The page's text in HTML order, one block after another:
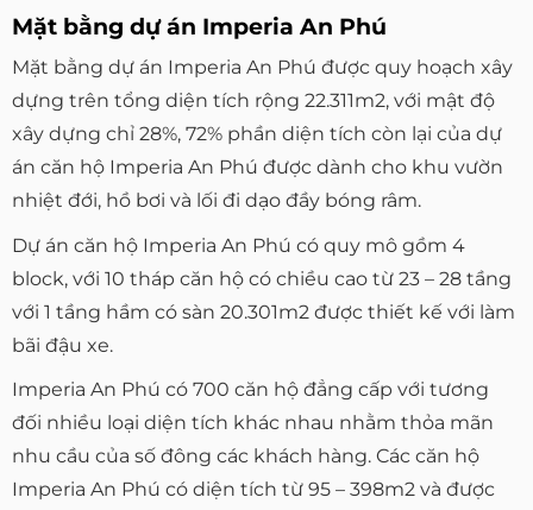
Mặt bằng dự án Imperia An Phú
Mặt bằng dự án Imperia An Phú được quy hoạch xây
dựng trên tổng diện tích rộng 22.311m2, với mật độ
xây dựng chỉ 28%, 72% phần diện tích còn lại của dự
án căn hộ Imperia An Phú được dành cho khu vườn
nhiệt đới, hồ bơi và lối đi dạo đầy bóng râm.
Dự án căn hộ Imperia An Phú có quy mô gồm 4
block, với 10 tháp căn hộ có chiều cao từ 23 – 28 tầng
với 1 tầng hầm có sàn 20.301m2 được thiết kế với làm
bãi đậu xe.
Imperia An Phú có 700 căn hộ đẳng cấp với tương
đối nhiều loại diện tích khác nhau nhằm thỏa mãn
nhu cầu của số đông các khách hàng. Các căn hộ
Imperia An Phú có diện tích từ 95 – 398m2 và được